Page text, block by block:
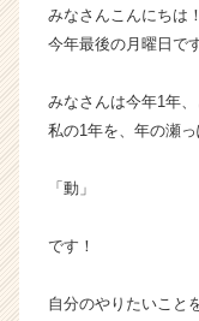
みなさんこんにちは
今年最後の月曜日です
みなさんは今年1年
私の1年を、年の瀬
「動」
です！
自分のやりたいこと